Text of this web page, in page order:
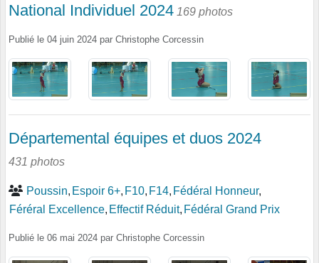
National Individuel 2024 169 photos
Publié le 04 juin 2024 par Christophe Corcessin
Départemental équipes et duos 2024
431 photos
Poussin Espoir 6+ F10 F14 Fédéral Honneur
Féréral Excellence Effectif Réduit Fédéral Grand Prix
Publié le 06 mai 2024 par Christophe Corcessin